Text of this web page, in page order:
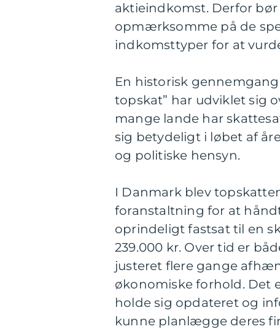
aktieindkomst. Derfor
opmærksomme på de
indkomsttyper for at
En historisk
topskat” har udviklet sig
mange lande har
sig betydeligt i løbet af
og politiske hensyn.
I Danmark blev
foranstaltning for at
oprindeligt fastsat til en
239.000 kr. Over tid er
justeret flere gange
økonomiske forhold. Det
holde sig opdateret og
kunne planlægge deres